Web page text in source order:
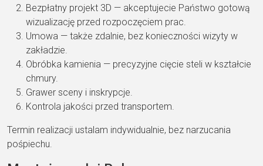
Bezpłatny projekt 3D — akceptujecie Państwo gotową
wizualizację przed rozpoczęciem prac.
Umowa — także zdalnie, bez konieczności wizyty w
zakładzie.
Obróbka kamienia — precyzyjne cięcie steli w kształcie
chmury.
Grawer sceny i inskrypcje.
Kontrola jakości przed transportem.
Termin realizacji ustalam indywidualnie, bez narzucania
pośpiechu.